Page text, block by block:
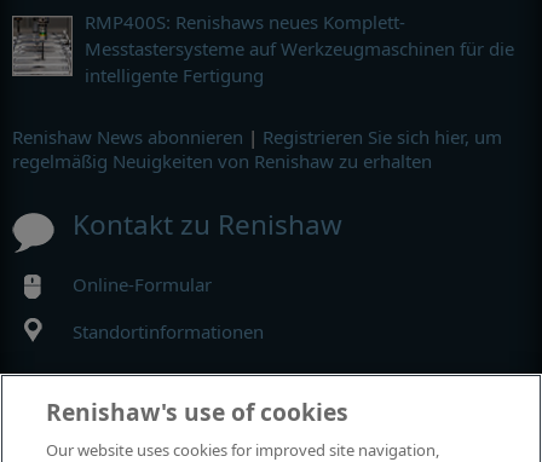
RMP400S: Renishaws neues Komplett-
Messtastersysteme auf Werkzeugmaschinen für die
intelligente Fertigung
Renishaw News abonnieren | Registrieren Sie sich hier, um
regelmäßig Neuigkeiten von Renishaw zu erhalten
Kontakt zu Renishaw
Online-Formular
Standortinformationen
MyRenishaw
Renishaw's use of cookies
Our website uses cookies for improved site navigation,